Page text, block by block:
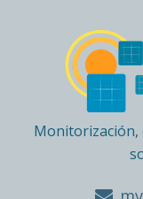
Monitorización,